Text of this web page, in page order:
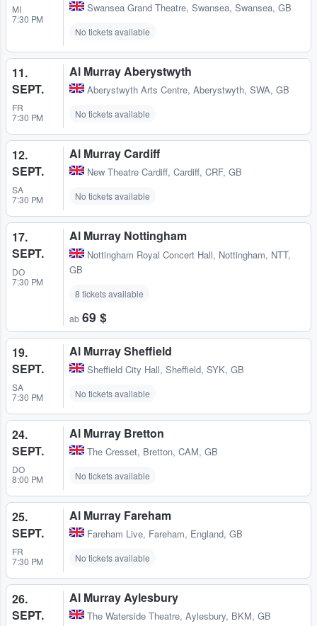
MI
7:30 PM
Swansea Grand Theatre, Swansea, Swansea, GB
No tickets available
11.
SEPT.
FR
7:30 PM
Al Murray Aberystwyth
Aberystwyth Arts Centre, Aberystwyth, SWA, GB
No tickets available
12.
SEPT.
SA
7:30 PM
Al Murray Cardiff
New Theatre Cardiff, Cardiff, CRF, GB
No tickets available
17.
SEPT.
DO
7:30 PM
Al Murray Nottingham
Nottingham Royal Concert Hall, Nottingham, NTT,
GB
8 tickets available
ab 69 $
19.
SEPT.
SA
7:30 PM
Al Murray Sheffield
Sheffield City Hall, Sheffield, SYK, GB
No tickets available
24.
SEPT.
DO
8:00 PM
Al Murray Bretton
The Cresset, Bretton, CAM, GB
No tickets available
25.
SEPT.
FR
7:30 PM
Al Murray Fareham
Fareham Live, Fareham, England, GB
No tickets available
26.
SEPT.
Al Murray Aylesbury
The Waterside Theatre, Aylesbury, BKM, GB